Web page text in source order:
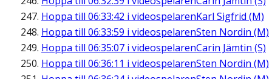
Hoppa till 06:33:42 i videospelarenKarl Sigfrid (M)
Hoppa till 06:33:59 i videospelarenSten Nordin (M)
Hoppa till 06:35:07 i videospelarenCarin Jämtin (S)
Hoppa till 06:36:11 i videospelarenSten Nordin (M)